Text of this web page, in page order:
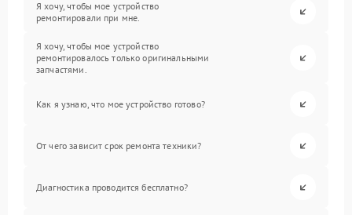
Я хочу, чтобы мое устройство
ремонтировали при мне.
Я хочу, чтобы мое устройство
ремонтировалось только оригинальными
запчастями.
Как я узнаю, что мое устройство готово?
От чего зависит срок ремонта техники?
Диагностика проводится бесплатно?